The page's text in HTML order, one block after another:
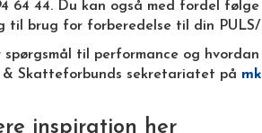
64 44. Du kan også med fordel
til brug for forberedelse til din PULS/
spørgsmål til performance og
& Skatteforbunds sekretariatet på
inspiration her